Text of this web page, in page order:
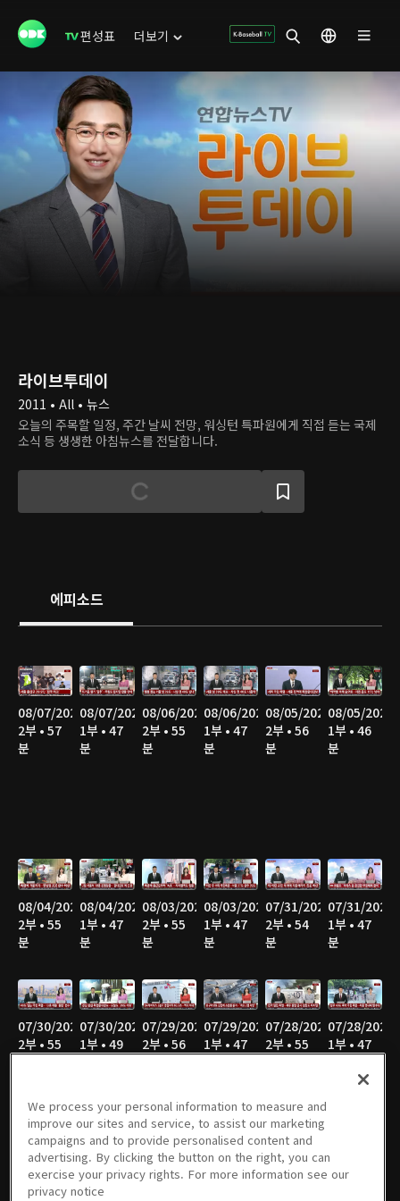
편성표 더보기
라이브투데이
2011 • All • 뉴스
오늘의 주목할 일정, 주간 날씨 전망, 워싱턴 특파원에게 직접 듣는 국제
소식 등 생생한 아침뉴스를 전달합니다.
에피소드
08/07/2026
2부 • 57
분
08/07/2026
1부 • 47
분
08/06/2026
2부 • 55
분
08/06/2026
1부 • 47
분
08/05/2026
2부 • 56
분
08/05/2026
1부 • 46
분
08/04/2026
2부 • 55
분
08/04/2026
1부 • 47
분
08/03/2026
2부 • 55
분
08/03/2026
1부 • 47
분
07/31/2026
2부 • 54
분
07/31/2026
1부 • 47
분
07/30/2026
2부 • 55
07/30/2026
1부 • 49
07/29/2026
2부 • 56
07/29/2026
1부 • 47
07/28/2026
2부 • 55
07/28/2026
1부 • 47
07/27/2026
2부 • 58
분
07/27/2026
1부 • 46
분
07/24/2026
2부 • 56
분
07/24/2026
1부 • 47
분
07/23/2026
2부 • 55
분
1부 • 47
분
We process your personal information to measure and
improve our sites and service, to assist our marketing
campaigns and to provide personalised content and
advertising. By clicking the button on the right, you can
exercise your privacy rights. For more information see our
privacy notice